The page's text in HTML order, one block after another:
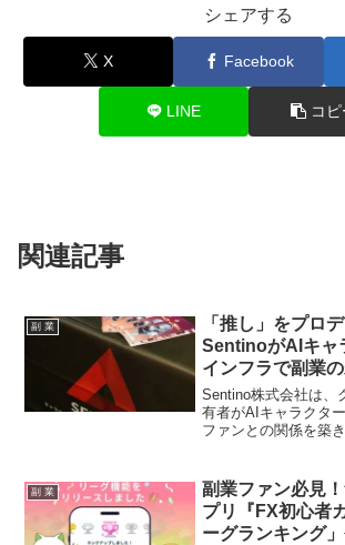
シェアする
X Facebook
LINE コピ
関連記事
副 業
「推し」をプロ
SentinoがAIキャ
インフラで副業
Sentino株式会社は、
有者がAIキャラクタ
ファンとの関係を築
「推し活」を次のレ
可能性を秘めていま
副 業
副業ファン必見
プリ『FX初心者
ーグランキング